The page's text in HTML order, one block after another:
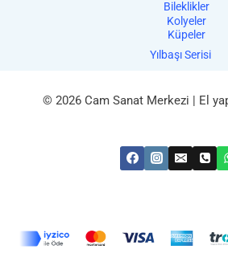
Bileklikler
Kolyeler
Küpeler
Yılbaşı Serisi
© 2026 Cam Sanat Merkezi | El